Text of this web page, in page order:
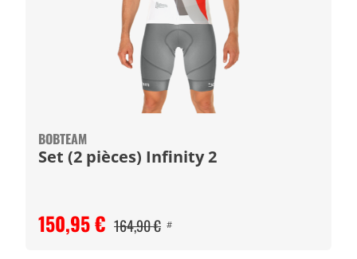
BOBTEAM
Set (2 pièces) Infinity 2
150,95 € 164,90 € #